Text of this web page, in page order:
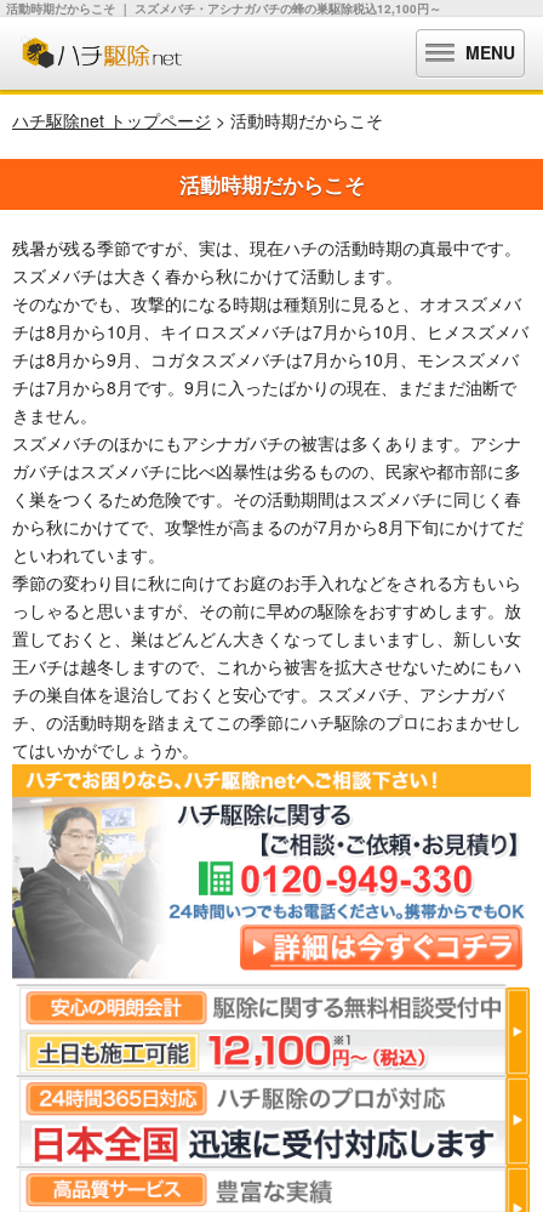
活動時期だからこそ ｜ スズメバチ・アシナガバチの蜂の巣駆除税込12,100円～
MENU
ハチ駆除net トップページ > 活動時期だからこそ
活動時期だからこそ
残暑が残る季節ですが、実は、現在ハチの活動時期の真最中です。
スズメバチは大きく春から秋にかけて活動します。
そのなかでも、攻撃的になる時期は種類別に見ると、オオスズメバ
チは8月から10月、キイロスズメバチは7月から10月、ヒメスズメバ
チは8月から9月、コガタスズメバチは7月から10月、モンスズメバ
チは7月から8月です。9月に入ったばかりの現在、まだまだ油断で
きません。
スズメバチのほかにもアシナガバチの被害は多くあります。アシナ
ガバチはスズメバチに比べ凶暴性は劣るものの、民家や都市部に多
く巣をつくるため危険です。その活動期間はスズメバチに同じく春
から秋にかけてで、攻撃性が高まるのが7月から8月下旬にかけてだ
といわれています。
季節の変わり目に秋に向けてお庭のお手入れなどをされる方もいら
っしゃると思いますが、その前に早めの駆除をおすすめします。放
置しておくと、巣はどんどん大きくなってしまいますし、新しい女
王バチは越冬しますので、これから被害を拡大させないためにもハ
チの巣自体を退治しておくと安心です。スズメバチ、アシナガバ
チ、の活動時期を踏まえてこの季節にハチ駆除のプロにおまかせし
てはいかがでしょうか。